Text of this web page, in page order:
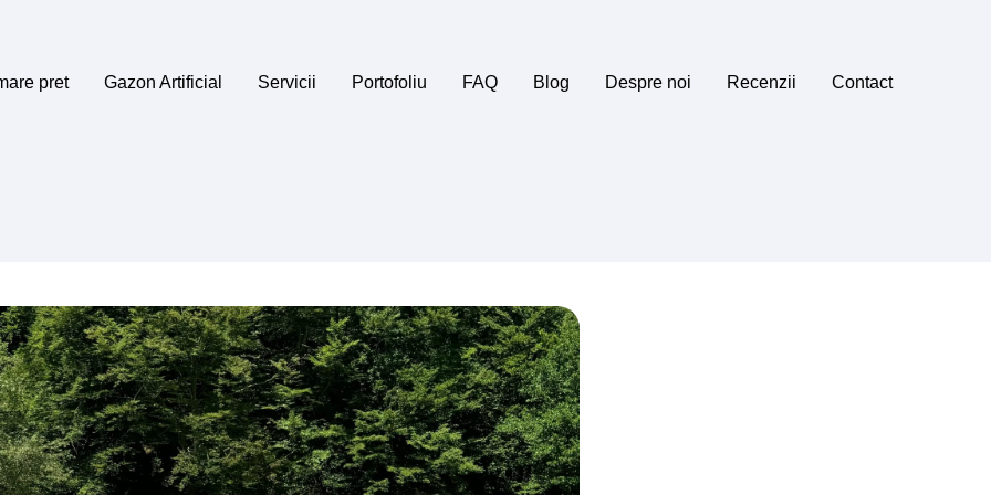
pret Gazon Artificial Servicii Portofoliu FAQ Blog Despre noi Recenzii Contact